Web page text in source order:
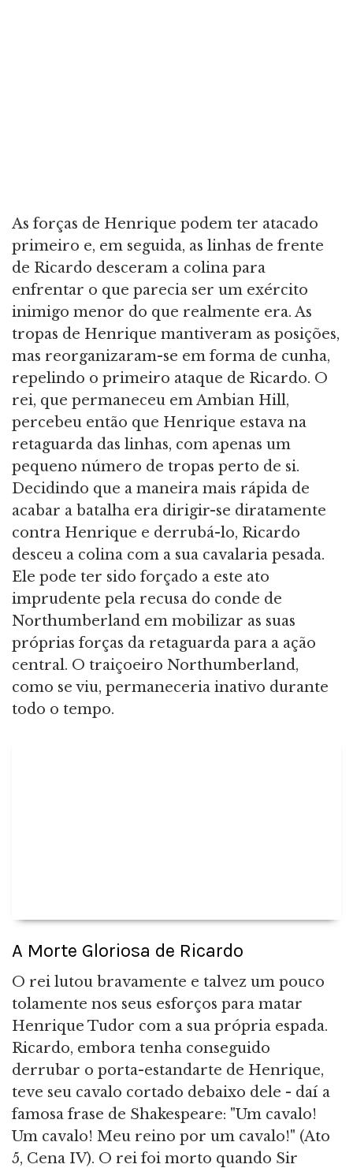
As forças de Henrique podem ter atacado
primeiro e, em seguida, as linhas de frente
de Ricardo desceram a colina para
enfrentar o que parecia ser um exército
inimigo menor do que realmente era. As
tropas de Henrique mantiveram as posições,
mas reorganizaram-se em forma de cunha,
repelindo o primeiro ataque de Ricardo. O
rei, que permaneceu em Ambian Hill,
percebeu então que Henrique estava na
retaguarda das linhas, com apenas um
pequeno número de tropas perto de si.
Decidindo que a maneira mais rápida de
acabar a batalha era dirigir-se diratamente
contra Henrique e derrubá-lo, Ricardo
desceu a colina com a sua cavalaria pesada.
Ele pode ter sido forçado a este ato
imprudente pela recusa do conde de
Northumberland em mobilizar as suas
próprias forças da retaguarda para a ação
central. O traiçoeiro Northumberland,
como se viu, permaneceria inativo durante
todo o tempo.
A Morte Gloriosa de Ricardo
O rei lutou bravamente e talvez um pouco
tolamente nos seus esforços para matar
Henrique Tudor com a sua própria espada.
Ricardo, embora tenha conseguido
derrubar o porta-estandarte de Henrique,
teve seu cavalo cortado debaixo dele - daí a
famosa frase de Shakespeare: "Um cavalo!
Um cavalo! Meu reino por um cavalo!" (Ato
5, Cena IV). O rei foi morto quando Sir